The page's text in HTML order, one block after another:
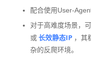
配合使用User-
对于高难度场景，
或 长效静态IP ，其
杂的反爬环境。